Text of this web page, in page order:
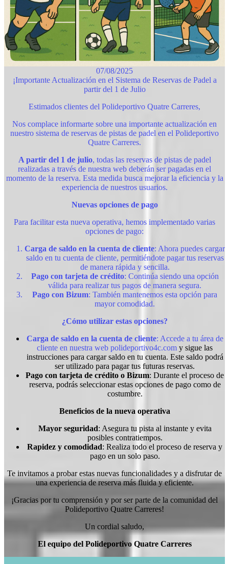
07/08/2025
¡Importante Actualización en el Sistema de Reservas de Padel a
partir del 1 de Julio
Estimados clientes del Polideportivo Quatre Carreres,
Nos complace informarte sobre una importante actualización en
nuestro sistema de reservas de pistas de padel en el Polideportivo
Quatre Carreres.
A partir del 1 de julio, todas las reservas de pistas de padel
realizadas a través de nuestra web deberán ser pagadas en el
momento de la reserva. Esta medida busca mejorar la eficiencia y la
experiencia de nuestros usuarios.
Nuevas opciones de pago
Para facilitar esta nueva operativa, hemos implementado varias
opciones de pago:
Carga de saldo en la cuenta de cliente: Ahora puedes cargar
saldo en tu cuenta de cliente, permitiéndote pagar tus reservas
de manera rápida y sencilla.
Pago con tarjeta de crédito: Continúa siendo una opción
válida para realizar tus pagos de manera segura.
Pago con Bizum: También mantenemos esta opción para
mayor comodidad.
¿Cómo utilizar estas opciones?
Carga de saldo en la cuenta de cliente: Accede a tu área de
cliente en nuestra web polideportivo4c.com y sigue las
instrucciones para cargar saldo en tu cuenta. Este saldo podrá
ser utilizado para pagar tus futuras reservas.
Pago con tarjeta de crédito o Bizum: Durante el proceso de
reserva, podrás seleccionar estas opciones de pago como de
costumbre.
Beneficios de la nueva operativa
Mayor seguridad: Asegura tu pista al instante y evita
posibles contratiempos.
Rapidez y comodidad: Realiza todo el proceso de reserva y
pago en un solo paso.
Te invitamos a probar estas nuevas funcionalidades y a disfrutar de
una experiencia de reserva más fluida y eficiente.
¡Gracias por tu comprensión y por ser parte de la comunidad del
Polideportivo Quatre Carreres!
Un cordial saludo,
El equipo del Polideportivo Quatre Carreres